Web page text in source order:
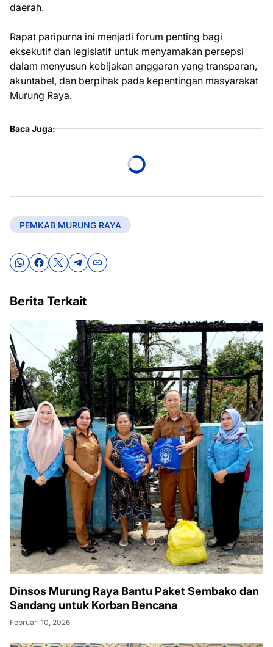
daerah.
Rapat paripurna ini menjadi forum penting bagi
eksekutif dan legislatif untuk menyamakan persepsi
dalam menyusun kebijakan anggaran yang transparan,
akuntabel, dan berpihak pada kepentingan masyarakat
Murung Raya.
Baca Juga:
PEMKAB MURUNG RAYA
Berita Terkait
Dinsos Murung Raya Bantu Paket Sembako dan
Sandang untuk Korban Bencana
Februari 10, 2026